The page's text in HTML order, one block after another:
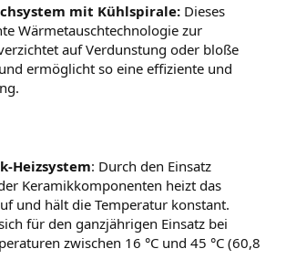
mit Kühlspirale: Dieses
Wärmetauschtechnologie zur
auf Verdunstung oder bloße
ermöglicht so eine effiziente und
Heizsystem: Durch den Einsatz
Keramikkomponenten heizt das
und hält die Temperatur konstant.
für den ganzjährigen Einsatz bei
zwischen 16 °C und 45 °C (60,8